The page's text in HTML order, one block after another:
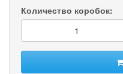
Количество коробок: